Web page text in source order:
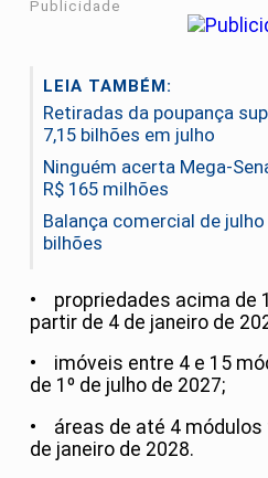
Publicidade
LEIA TAMBÉM:
Retiradas da poupança
7,15 bilhões em julho
Ninguém acerta Mega-
R$ 165 milhões
Balança comercial de
bilhões
• propriedades acima de
partir de 4 de janeiro de
• imóveis entre 4 e 15
de 1º de julho de 2027;
• áreas de até 4 módulos
de janeiro de 2028.